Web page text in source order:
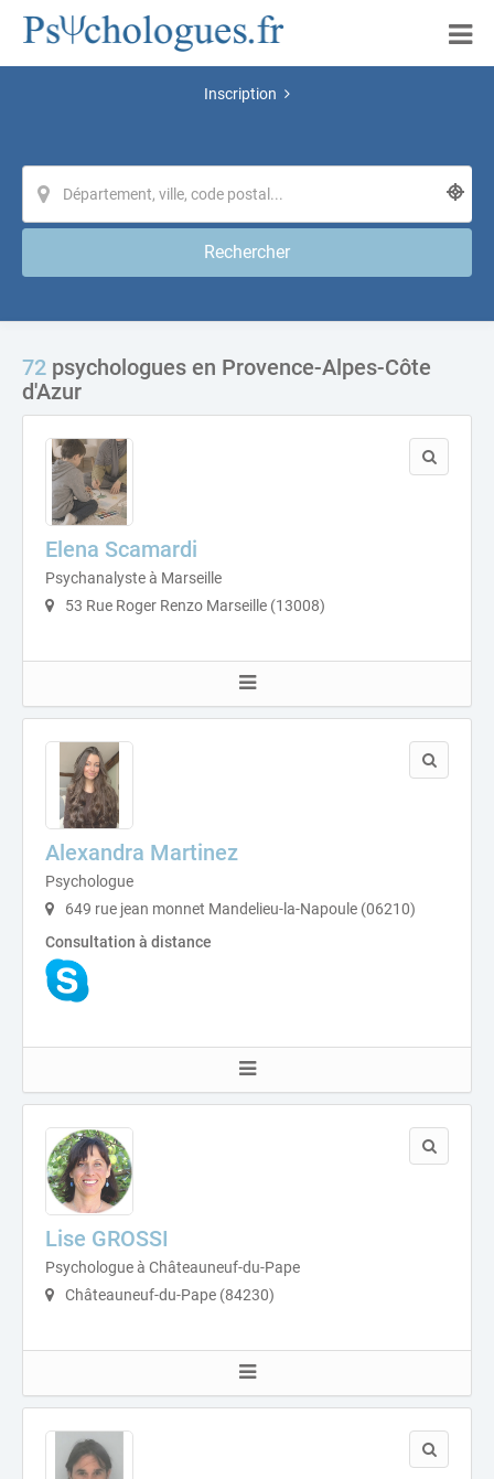
Inscription
Rechercher
72 psychologues en Provence-Alpes-Côte
d'Azur
Elena Scamardi
Psychanalyste à Marseille
53 Rue Roger Renzo Marseille (13008)
Alexandra Martinez
Psychologue
649 rue jean monnet Mandelieu-la-Napoule (06210)
Consultation à distance
Lise GROSSI
Psychologue à Châteauneuf-du-Pape
Châteauneuf-du-Pape (84230)